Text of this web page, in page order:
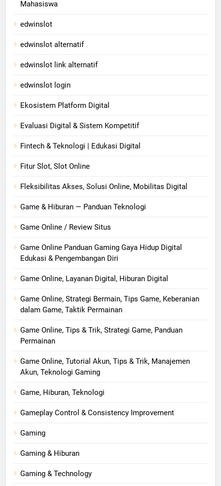
Mahasiswa
edwinslot
edwinslot alternatif
edwinslot link alternatif
edwinslot login
Ekosistem Platform Digital
Evaluasi Digital & Sistem Kompetitif
Fintech & Teknologi | Edukasi Digital
Fitur Slot, Slot Online
Fleksibilitas Akses, Solusi Online, Mobilitas Digital
Game & Hiburan — Panduan Teknologi
Game Online / Review Situs
Game Online Panduan Gaming Gaya Hidup Digital
Edukasi & Pengembangan Diri
Game Online, Layanan Digital, Hiburan Digital
Game Online, Strategi Bermain, Tips Game, Keberanian
dalam Game, Taktik Permainan
Game Online, Tips & Trik, Strategi Game, Panduan
Permainan
Game Online, Tutorial Akun, Tips & Trik, Manajemen
Akun, Teknologi Gaming
Game, Hiburan, Teknologi
Gameplay Control & Consistency Improvement
Gaming
Gaming & Hiburan
Gaming & Technology